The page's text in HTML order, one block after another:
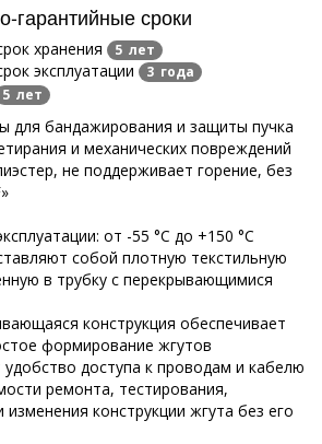
гарантийные сроки
хранения 5 лет
эксплуатации 3 года
5 лет
для бандажирования и защиты пучка
и механических повреждений
не поддерживает горение, без
от -55 °С до +150 °С
собой плотную текстильную
в трубку с перекрывающимися
конструкция обеспечивает
формирование жгутов
доступа к проводам и кабелю
ремонта, тестирования,
изменения конструкции жгута без его